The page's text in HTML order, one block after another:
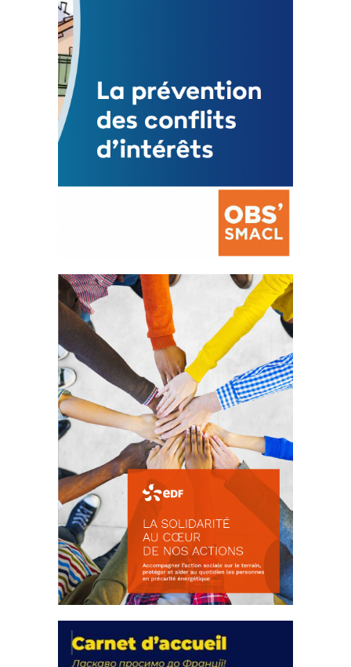
Mise à jour avril 2024
FEUILLETER
La prévention des conflits
d’intérêts
18 septembre 2023
FEUILLETER
actions
18 septembre 2023